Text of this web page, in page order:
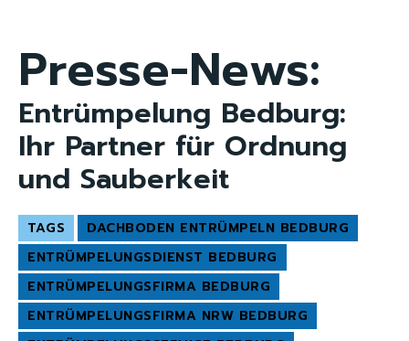
Presse-News:
Entrümpelung Bedburg:
Ihr Partner für Ordnung
und Sauberkeit
TAGS
DACHBODEN ENTRÜMPELN BEDBURG
ENTRÜMPELUNGSDIENST BEDBURG
ENTRÜMPELUNGSFIRMA BEDBURG
ENTRÜMPELUNGSFIRMA NRW BEDBURG